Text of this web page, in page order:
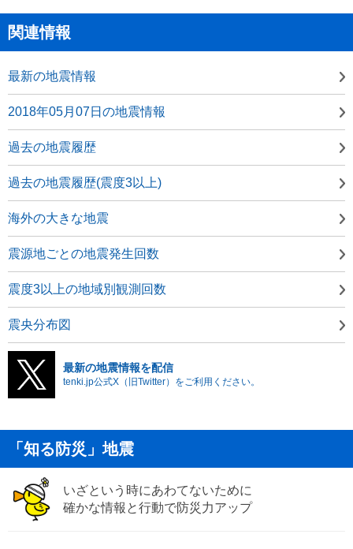
関連情報
最新の地震情報
2018年05月07日の地震情報
過去の地震履歴
過去の地震履歴(震度3以上)
海外の大きな地震
震源地ごとの地震発生回数
震度3以上の地域別観測回数
震央分布図
最新の地震情報を配信
tenki.jp公式X（旧Twitter）をご利用ください。
「知る防災」地震
いざという時にあわてないために
確かな情報と行動で防災力アップ